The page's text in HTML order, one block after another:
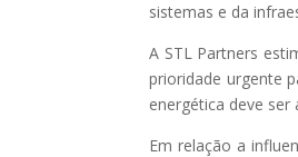
sistemas e da
A STL Partners
prioridade urgente
energética deve
Em relação a